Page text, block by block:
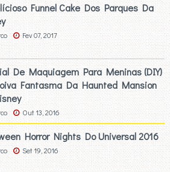
Funnel Cake Dos Parques Da
Fev 07, 2017
De Maquiagem Para Meninas (DIY)
Fantasma Da Haunted Mansion
Out 13, 2016
Horror Nights Do Universal 2016
Set 19, 2016